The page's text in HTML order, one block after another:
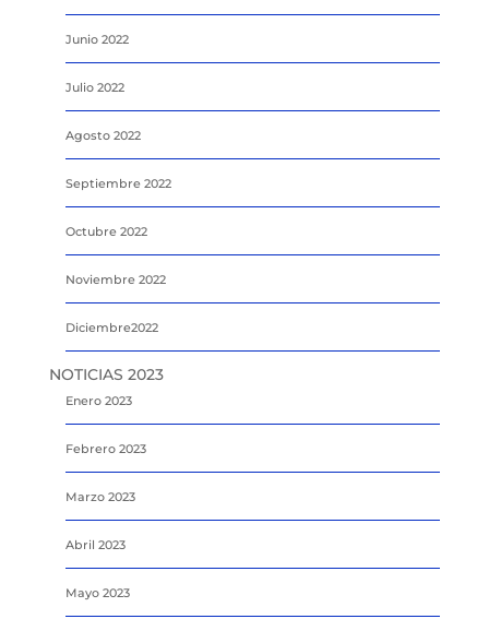
Junio 2022
Julio 2022
Agosto 2022
Septiembre 2022
Octubre 2022
Noviembre 2022
Diciembre2022
NOTICIAS 2023
Enero 2023
Febrero 2023
Marzo 2023
Abril 2023
Mayo 2023